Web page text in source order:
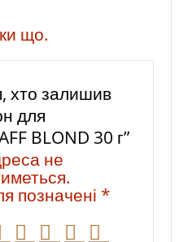
що.
хто залишив
для
BLOND 30 г”
не
позначені *